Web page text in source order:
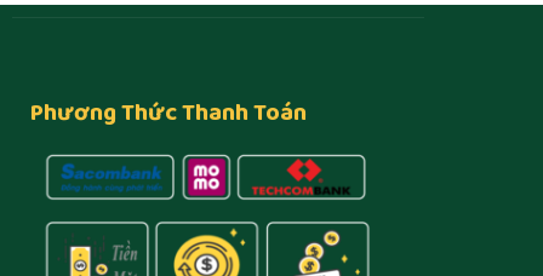
Phương Thức Thanh Toán